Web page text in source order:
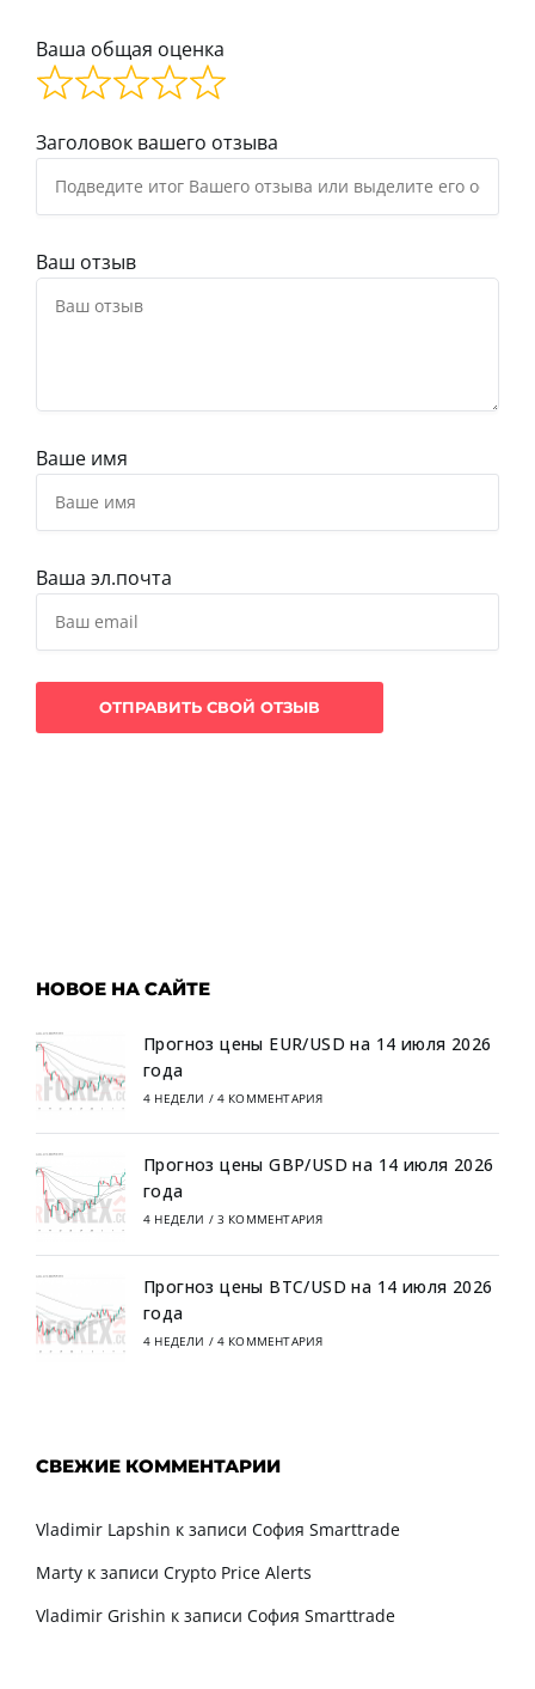
Ваша общая оценка
Заголовок вашего отзыва
Ваш отзыв
Ваше имя
Ваша эл.почта
НОВОЕ НА САЙТЕ
Прогноз цены EUR/USD на 14 июля 2026
года
4 НЕДЕЛИ / 4 КОММЕНТАРИЯ
Прогноз цены GBP/USD на 14 июля 2026
года
4 НЕДЕЛИ / 3 КОММЕНТАРИЯ
Прогноз цены BTC/USD на 14 июля 2026
года
4 НЕДЕЛИ / 4 КОММЕНТАРИЯ
СВЕЖИЕ КОММЕНТАРИИ
Vladimir Lapshin к записи София Smarttrade
Marty к записи Crypto Price Alerts
Vladimir Grishin к записи София Smarttrade